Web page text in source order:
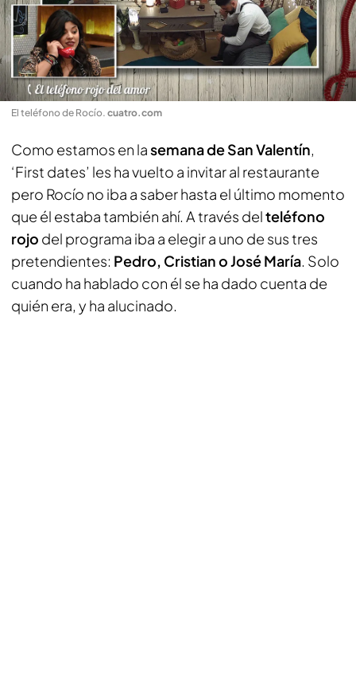
El teléfono de Rocío. cuatro.com
Como estamos en lasemana de San Valentín,
‘First dates’ les ha vuelto a invitar al restaurante
pero Rocío no iba a saber hasta el último momento
que él estaba también ahí. A través delteléfono
rojo del programa iba a elegir a uno de sus tres
pretendientes: Pedro, Cristian o José María. Solo
cuando ha hablado con él se ha dado cuenta de
quién era, y ha alucinado.